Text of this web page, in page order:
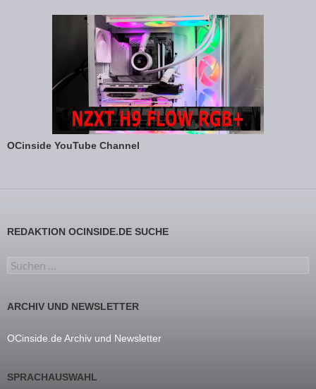
OCinside YouTube Channel
REDAKTION OCINSIDE.DE SUCHE
Suchen nach:
ARCHIV UND NEWSLETTER
OCinside.de Archiv und Newsletter
SPRACHAUSWAHL